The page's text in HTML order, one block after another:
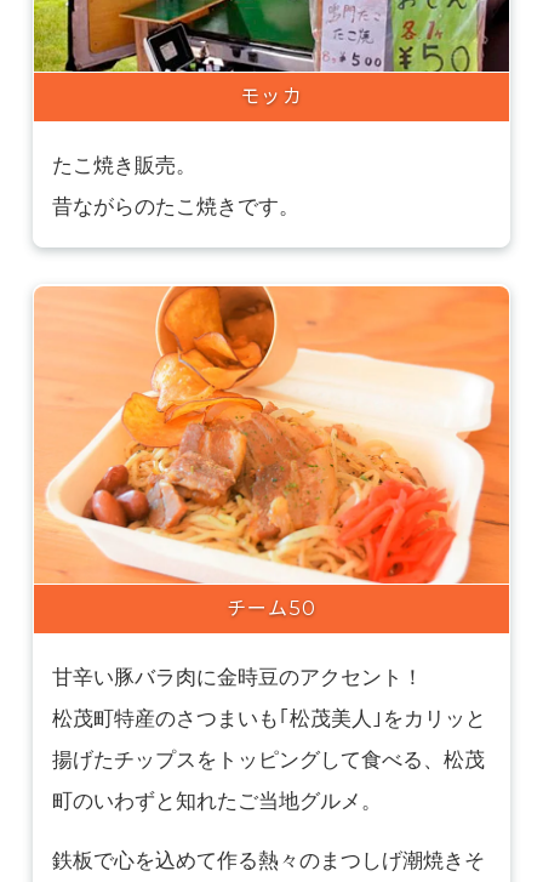
モッカ
たこ焼き販売。
昔ながらのたこ焼きです。
チーム50
甘辛い豚バラ肉に金時豆のアクセント！
松茂町特産のさつまいも｢松茂美人｣をカリッと
揚げたチップスをトッピングして食べる、松茂
町のいわずと知れたご当地グルメ。
鉄板で心を込めて作る熱々のまつしげ潮焼きそ